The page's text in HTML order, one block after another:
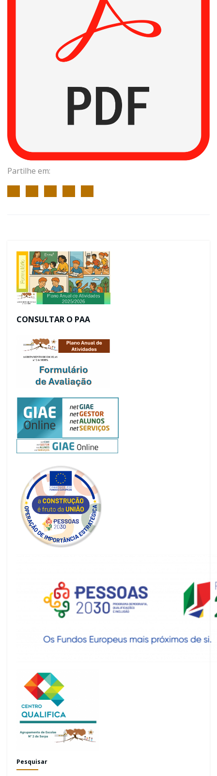
Partilhe em:
CONSULTAR O PAA
Pesquisar